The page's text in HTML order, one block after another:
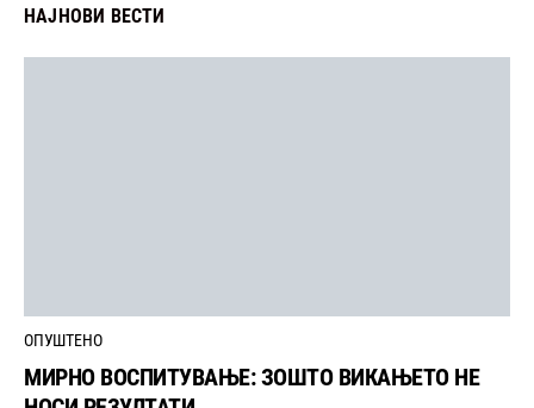
НАЈНОВИ ВЕСТИ
ОПУШТЕНО
МИРНО ВОСПИТУВАЊЕ: ЗОШТО ВИКАЊЕТО НЕ